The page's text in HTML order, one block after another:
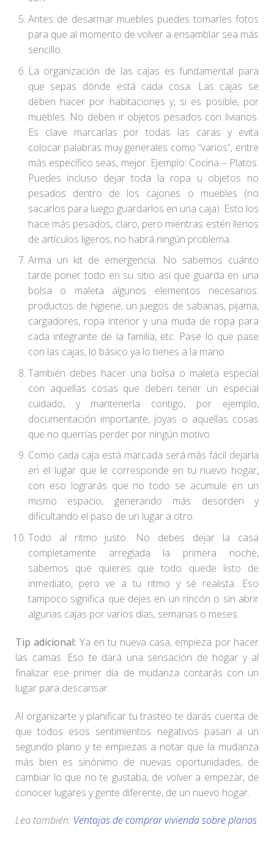
Antes de desarmar muebles puedes tomarles fotos
para que al momento de volver a ensamblar sea más
sencillo.
La organización de las cajas es fundamental para
que sepas dónde está cada cosa. Las cajas se
deben hacer por habitaciones y, si es posible, por
muebles. No deben ir objetos pesados con livianos.
Es clave marcarlas por todas las caras y evita
colocar palabras muy generales como “varios”, entre
más específico seas, mejor. Ejemplo: Cocina – Platos.
Puedes incluso dejar toda la ropa u objetos no
pesados dentro de los cajones o muebles (no
sacarlos para luego guardarlos en una caja). Esto los
hace más pesados, claro, pero mientras estén llenos
de artículos ligeros, no habrá ningún problema.
Arma un kit de emergencia. No sabemos cuánto
tarde poner todo en su sitio así que guarda en una
bolsa o maleta algunos elementos necesarios:
productos de higiene, un juegos de sabanas, pijama,
cargadores, ropa interior y una muda de ropa para
cada integrante de la familia, etc. Pase lo que pase
con las cajas, lo básico ya lo tienes a la mano.
También debes hacer una bolsa o maleta especial
con aquellas cosas que deben tener un especial
cuidado, y mantenerla contigo, por ejemplo,
documentación importante, joyas o aquellas cosas
que no querrías perder por ningún motivo.
Como cada caja está marcada será más fácil dejarla
en el lugar que le corresponde en tu nuevo hogar,
con eso lograrás que no todo se acumule en un
mismo espacio, generando más desorden y
dificultando el paso de un lugar a otro.
Todo al ritmo justo. No debes dejar la casa
completamente arreglada la primera noche,
sabemos que quieres que todo quede listo de
inmediato, pero ve a tu ritmo y sé realista. Eso
tampoco significa que dejes en un rincón o sin abrir
algunas cajas por varios días, semanas o meses.
Tip adicional: Ya en tu nueva casa, empieza por hacer
las camas. Eso te dará una sensación de hogar y al
finalizar ese primer día de mudanza contarás con un
lugar para descansar.
Al organizarte y planificar tu trasteo te darás cuenta de
que todos esos sentimientos negativos pasan a un
segundo plano y te empiezas a notar que la mudanza
más bien es sinónimo de nuevas oportunidades, de
cambiar lo que no te gustaba, de volver a empezar, de
conocer lugares y gente diferente, de un nuevo hogar.
Lea también: Ventajas de comprar vivienda sobre planos